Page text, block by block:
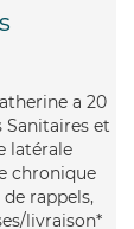
a 20
Sanitaires et
latérale
chronique
rappels,
livraison*